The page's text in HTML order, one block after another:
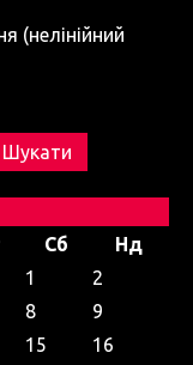
(нелінійний
Сб
Нд
1
2
8
9
15
16